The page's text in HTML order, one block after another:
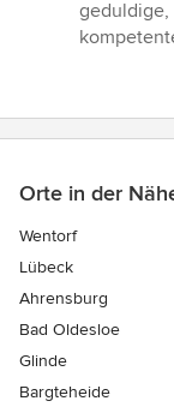
geduldige,
Orte in der
Wentorf
Lübeck
Ahrensburg
Bad Oldesloe
Glinde
Bargteheide